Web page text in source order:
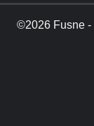
©2026 Fusne -